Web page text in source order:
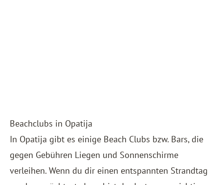
Beachclubs in Opatija
In Opatija gibt es einige Beach Clubs bzw. Bars, die
gegen Gebühren Liegen und Sonnenschirme
verleihen. Wenn du dir einen entspannten Strandtag